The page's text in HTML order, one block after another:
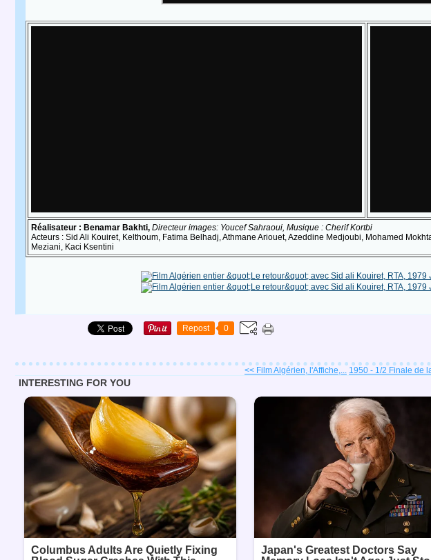
Réalisateur : Benamar Bakhti, Directeur images: Youcef Sahraoui, Musique : Cherif Kortbi
Acteurs : Sid Ali Kouiret, Kelthoum, Fatima Belhadj, Athmane Ariouet, Azeddine Medjoubi, Mohamed
Meziani, Kaci Ksentini
Repost 0
<< Film Algérien, l'Affiche,... 1950 - 1/2 Finale de